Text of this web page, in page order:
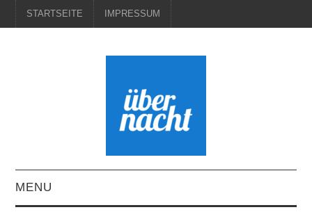
STARTSEITE IMPRESSUM
MENU